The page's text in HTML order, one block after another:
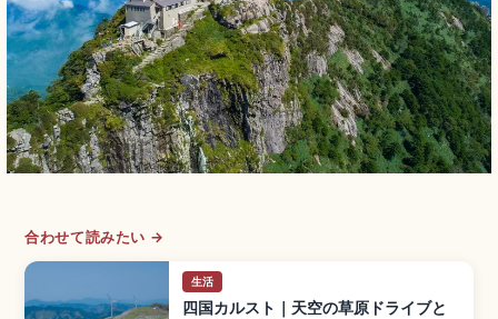
合わせて読みたい →
生活
四国カルスト｜天空の草原ドライブと